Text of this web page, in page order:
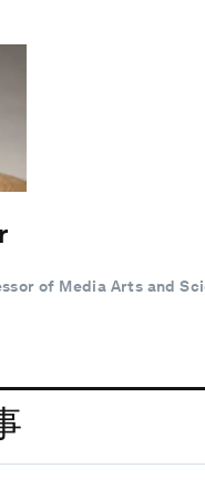
of Media Arts and